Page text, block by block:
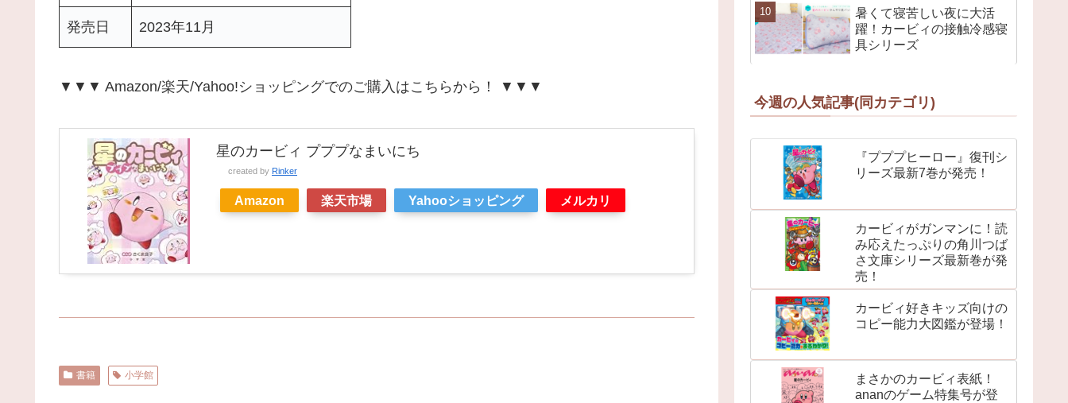
発売日 2023年11月
▼▼▼ Amazon/楽天/Yahoo!ショッピングでのご購入はこちらから！ ▼▼▼
星のカービィ プププなまいにち
created by Rinker
Amazon 楽天市場 Yahooショッピング メルカリ
書籍 小学館
暑くて寝苦しい夜に大活
躍！カービィの接触冷感寝
具シリーズ
今週の人気記事(同カテゴリ)
『プププヒーロー』復刊シ
リーズ最新7巻が発売！
カービィがガンマンに！読
み応えたっぷりの角川つば
さ文庫シリーズ最新巻が発
売！
カービィ好きキッズ向けの
コピー能力大図鑑が登場！
まさかのカービィ表紙！
ananのゲーム特集号が登